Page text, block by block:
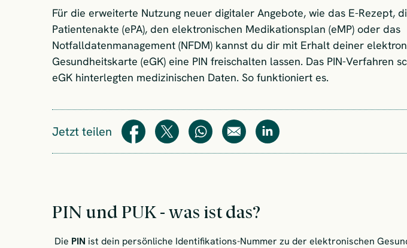
Für die erweiterte Nutzung neuer digitaler Angebote, wie das E-Rezept,
Patientenakte (ePA), den elektronischen Medikationsplan (eMP) oder das
Notfalldatenmanagement (NFDM) kannst du dir mit Erhalt deiner
Gesundheitskarte (eGK) eine PIN freischalten lassen. Das PIN-Verfahren
eGK hinterlegten medizinischen Daten. So funktioniert es.
Jetzt teilen Teilen Teilen WhatsAppE-Mail Teilen
PIN und PUK - was ist das?
Die PIN ist dein persönliche Identifikations-Nummer zu der elektronischen